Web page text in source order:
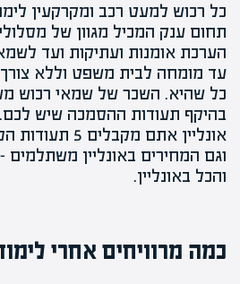
כל רכוש למעט רכב ומקרקעין
תחום ענק המכיל מגוון של
הערכת אומנות ועתיקות ועד
עד מומחה לבית משפט וללא
כל שהיא. השכר של שמאי רכוש
בהיקף תעודות ההסמכה שיש
אונליין אתם
וגם המחירים באונליין משתלמים
והכל באונליין.
כמה מרוויחים אחרי